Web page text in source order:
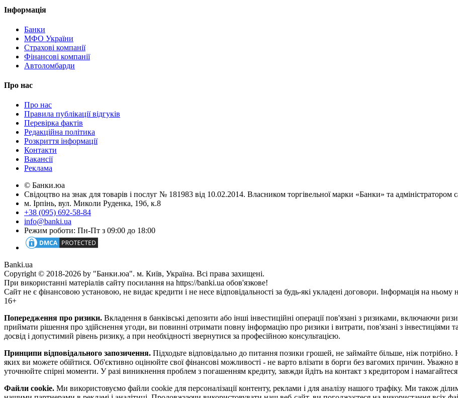
Інформація
Банки
МФО України
Страхові компанії
Фінансові компанії
Автоломбарди
Про нас
Про нас
Правила публікації відгуків
Перевірка фактів
Редакційна політика
Розкриття інформації
Контакти
Вакансії
Реклама
© Банки.юа
Свідоцтво на знак для товарів і послуг № 181983 від 10.02.2014. Власником торгівельної марки «Банки» та
м. Ірпінь, вул. Миколи Руденка, 19б, к.8
+38 (095) 692-58-84
info@banki.ua
Режим роботи: Пн-Пт з 09:00 до 18:00
Banki.ua
Copyright © 2018-2026 by "Банки.юа". м. Київ, Україна. Всі права захищені.
При використанні матеріалів сайту посилання на https://banki.ua обов'язкове!
Сайт не є фінансовою установою, не видає кредити і не несе відповідальності за будь-які укладені договори. Інформація на
16+
Попередження про ризики. Вкладення в банківські депозити або інші інвестиційні операції пов'язані з ризиками, включаючи
приймати рішення про здійснення угоди, ви повинні отримати повну інформацію про ризики і витрати, пов'язані з інвестиціями
досвід і допустимий рівень ризику, а при необхідності звернутися за професійною консультацією.
Принципи відповідального запозичення. Підходьте відповідально до питання позики грошей, не займайте більше, ніж потрібно.
яких ви можете обійтися. Об'єктивно оцінюйте свої фінансові можливості - не варто влізати в борги без вагомих причин. Уважно
уточнюйте спірні моменти. У разі виникнення проблем з погашенням кредиту, завжди йдіть на контакт з кредитором і
Файли cookie. Ми використовуємо файли cookie для персоналізації контенту, реклами і для аналізу нашого трафіку. Ми також